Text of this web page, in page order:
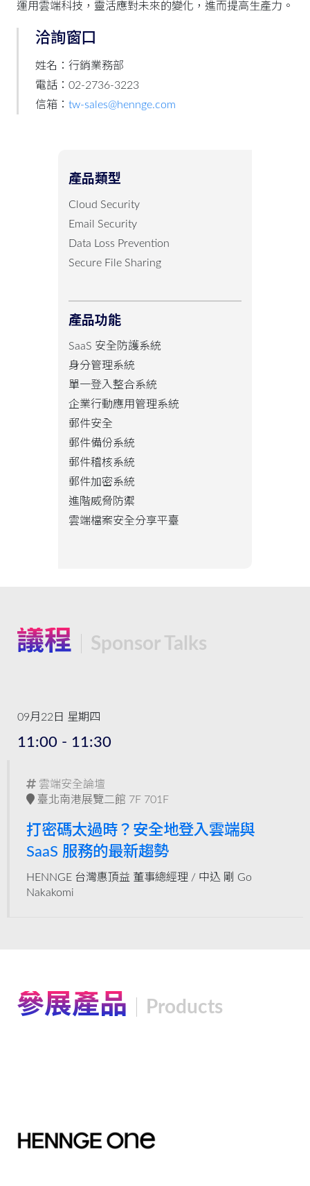
運用雲端科技，靈活應對未來的變化，進而提高生產力。
洽詢窗口
姓名：行銷業務部
電話：02-2736-3223
信箱： tw-sales@hennge.com
產品類型
Cloud Security
Email Security
Data Loss Prevention
Secure File Sharing
產品功能
SaaS 安全防護系統
身分管理系統
單一登入整合系統
企業行動應用管理系統
郵件安全
郵件備份系統
郵件稽核系統
郵件加密系統
進階威脅防禦
雲端檔案安全分享平臺
議程 Sponsor Talks
09月22日 星期四
11:00 - 11:30
雲端安全論壇
臺北南港展覽二館 7F 701F
打密碼太過時？安全地登入雲端與
SaaS 服務的最新趨勢
HENNGE 台灣惠頂益 董事總經理 / 中込 剛 Go
Nakakomi
參展產品 Products